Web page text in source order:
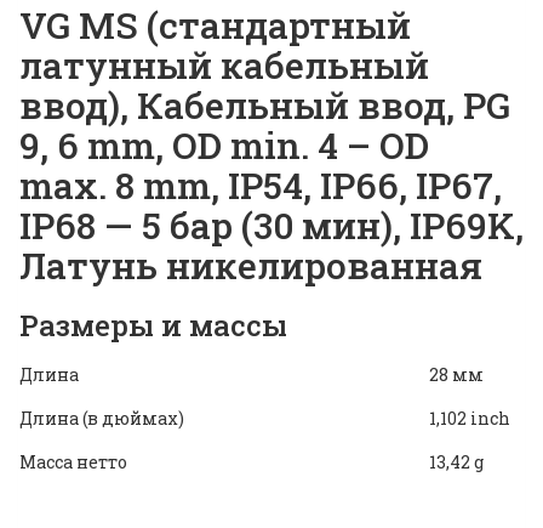
VG MS (стандартный
латунный кабельный
ввод), Кабельный ввод, PG
9, 6 mm, OD min. 4 – OD
max. 8 mm, IP54, IP66, IP67,
IP68 — 5 бар (30 мин), IP69K,
Латунь никелированная
Размеры и массы
Длина
28 мм
Длина (в дюймах)
1,102 inch
Масса нетто
13,42 g